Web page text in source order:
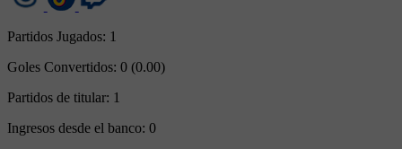
Partidos Jugados: 1
Goles Convertidos: 0 (0.00)
Partidos de titular: 1
Ingresos desde el banco: 0